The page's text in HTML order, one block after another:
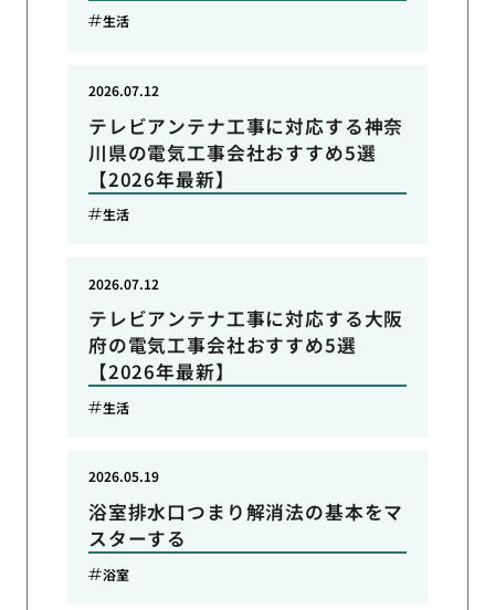
生活
テレビアンテナ工事に対応する神奈
川県の電気工事会社おすすめ5選
【2026年最新】
2026.07.12
生活
テレビアンテナ工事に対応する大阪
府の電気工事会社おすすめ5選
【2026年最新】
2026.07.12
生活
浴室排水口つまり解消法の基本をマ
スターする
2026.05.19
浴室